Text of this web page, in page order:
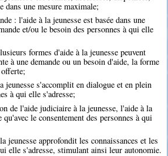
dans une mesure maximale;
: l'aide à la jeunesse est basée dans une
et/ou le besoin des personnes à qui elle
formes d'aide à la jeunesse peuvent
à une demande ou un besoin d'aide, la forme
jeunesse s'accomplit en dialogue et en plein
à qui elle s'adresse;
de l'aide judiciaire à la jeunesse, l'aide à la
le consentement des personnes à qui
jeunesse approfondit les connaissances et les
elle s'adresse, stimulant ainsi leur autonomie.